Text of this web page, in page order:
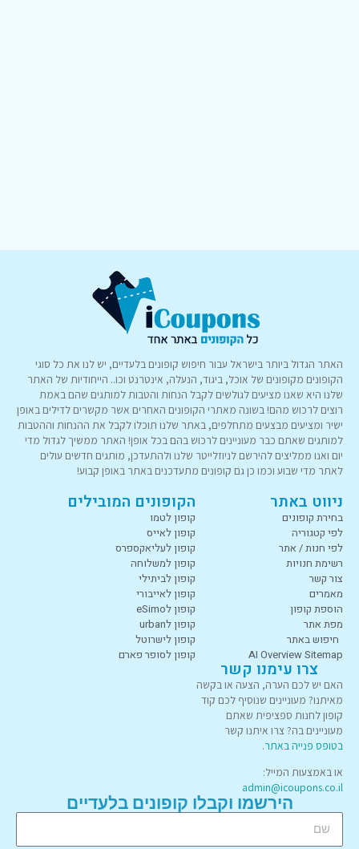
האתר הגדול ביותר בישראל עבור חיפוש קופונים בלעדיים, יש לנו את כל סוגי
הקופונים מקופונים של אוכל, ביגוד, הנעלה, אינטרנט וכו.. הייחודיות של האתר
שלנו היא שאנו מציעים לגולשים לקבל הנחות והטבות למותגים שהם באמת
רוצים לרכוש מהם! בשונה מאתרי הקופונים האחרים אשר מקשרים לדילים באופן
ישיר ומציעים מבצעים מתחלפים, באתר שלנו תוכלו לקבל את ההנחות וההטבות
למותגים שאתם כבר מעוניינים לרכוש בהם בכל אופן! האתר ממשיך לגדול מדי
יום ואנו ממליצים להירשם לניוזלייטר שלנו ולהתעדכן, מותגים חדשים עולים
לאתר מדי שבוע וכמו כן גם קופונים מתעדכנים באתר באופן קבוע!
ניווט באתר
בחירת קופונים
לפי קטגוריה
לפי חנות / אתר
רשימת חנויות
צור קשר
מאמרים
הוספת קופון
מפת אתר
חיפוש באתר
AI Overview Sitemap
הקופונים המובילים
קופון לטמו
קופון לאייס
קופון לעליאקספרס
קופון למשלוחה
קופון לביתילי
קופון לאייבורי
קופון לeSimo
קופון לurban
קופון לישרוטל
קופון לסופר פארם
צרו עימנו קשר
האם יש לכם הערה, הצעה או בקשה
מאיתנו? מעוניינים שנוסיף לכם קוד
קופון לחנות ספציפית שאתם
מעוניינים בה? צרו איתנו קשר
בטופס פנייה באתר.
או באמצעות המייל:
admin@icoupons.co.il
הירשמו וקבלו קופונים בלעדיים